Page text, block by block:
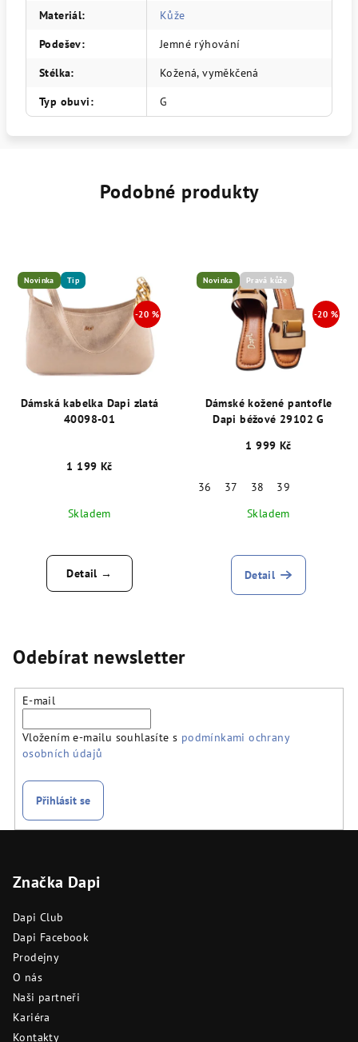
Materiál:
Kůže
Podešev:
Jemné rýhování
Stélka:
Kožená, vyměkčená
Typ obuvi: G
Podobné produkty
Novinka Tip
Dámská kabelka Dapi zlatá
40098-01
1 199 Kč
Skladem
Detail →
Novinka Pravá kůže
Dámské kožené pantofle
Dapi béžové 29102 G
1 999 Kč
36 37 38
39
Skladem
Detail
Odebírat newsletter
E-mail
Vložením e-mailu souhlasíte s podmínkami ochrany
osobních údajů
Přihlásit se
Značka Dapi
Dapi Club
Dapi Facebook
Prodejny
O nás
Naši partneři
Kariéra
Kontakty